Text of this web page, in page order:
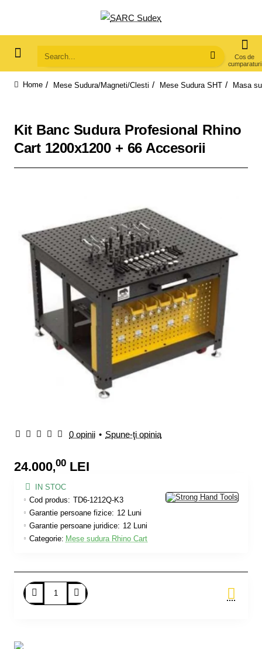
Search...
Mese Sudura/Magneti/Clesti Mese Sudura SHT Masa
Kit Banc Sudura Profesional Rhino
Cart 1200x1200 + 66 Accesorii
0 opinii • Spune-ţi opinia
24.000,00 LEI
IN STOC
Cod produs: TD6-1212Q-K3
Garantie persoane fizice: 12 Luni
Garantie persoane juridice: 12 Luni
Categorie: Mese sudura Rhino Cart